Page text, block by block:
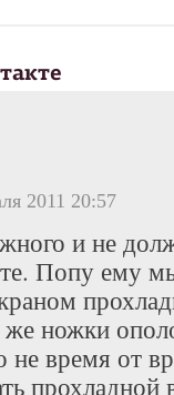
2011 20:57
и не
Попу ему
же ножки
не время от
прохладной